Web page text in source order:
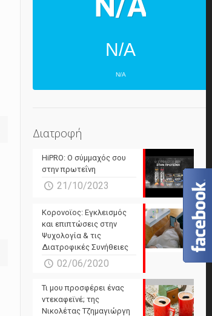
N/A
N/A
N/A N/A
N/A N/A
Διατροφή
HiPRO: Ο σύμμαχός σου
στην πρωτεΐνη
21/10/2023
Κορονοϊος: Εγκλεισμός
και επιπτώσεις στην
Ψυχολογία & τις
Διατροφικές Συνήθειες
02/06/2020
Τι μου προσφέρει ένας
ντεκαφεϊνέ; της
Νικολέτας Τζημαγιώργη